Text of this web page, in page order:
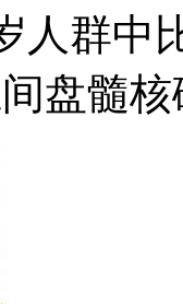
人群中
盘髓核